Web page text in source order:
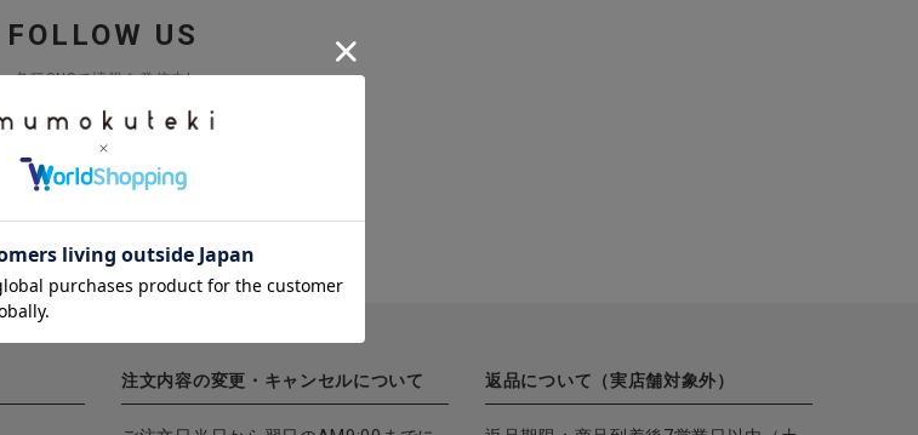
FOLLOW US
各種SNSで情報を発信中!
注文内容の変更・キャンセルについて 返品について（実店舗対象外）